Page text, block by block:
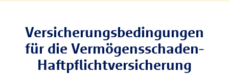
Versicherungsbedingungen
für die Vermögensschaden-
Haftpflichtversicherung